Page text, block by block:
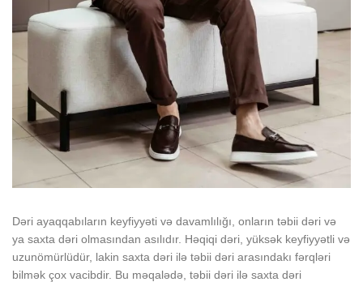
Dəri ayaqqabıların keyfiyyəti və davamlılığı, onların təbii dəri və
ya saxta dəri olmasından asılıdır. Həqiqi dəri, yüksək keyfiyyətli və
uzunömürlüdür, lakin saxta dəri ilə təbii dəri arasındakı fərqləri
bilmək çox vacibdir. Bu məqalədə, təbii dəri ilə saxta dəri